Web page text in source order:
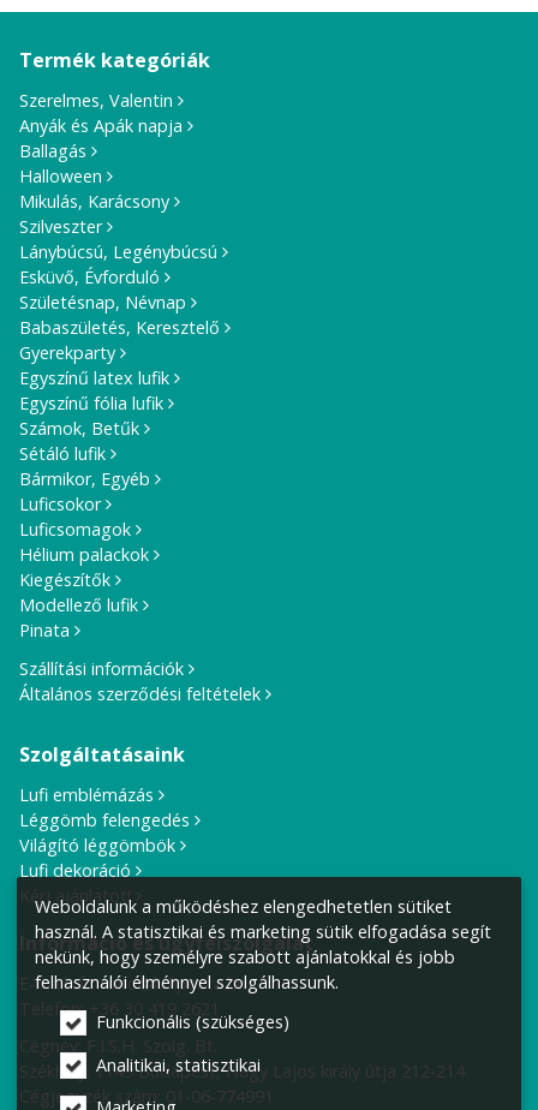
Termék kategóriák
Szerelmes, Valentin
Anyák és Apák napja
Ballagás
Halloween
Mikulás, Karácsony
Szilveszter
Lánybúcsú, Legénybúcsú
Esküvő, Évforduló
Születésnap, Névnap
Babaszületés, Keresztelő
Gyerekparty
Egyszínű latex lufik
Egyszínű fólia lufik
Számok, Betűk
Sétáló lufik
Bármikor, Egyéb
Luficsokor
Luficsomagok
Hélium palackok
Kiegészítők
Modellező lufik
Pinata
Szállítási információk
Általános szerződési feltételek
Szolgáltatásaink
Lufi emblémázás
Léggömb felengedés
Világító léggömbök
Lufi dekoráció
Kérj ajánlatot!
Információ és ügyfélszolgálat
E-mail cím:info@lufiposta.hu
Telefon:+36 30 419 2621
Cégnév: F.I.S.H. Szolg. Bt.
Székhely: 1149 Budapest, Nagy Lajos király útja 212-214.
Cégjegyzék szám: 01-06-774991
Weboldalunk a működéshez elengedhetetlen sütiket
használ. A statisztikai és marketing sütik elfogadása segít
nekünk, hogy személyre szabott ajánlatokkal és jobb
felhasználói élménnyel szolgálhassunk.
Funkcionális (szükséges)
Analitikai, statisztikai